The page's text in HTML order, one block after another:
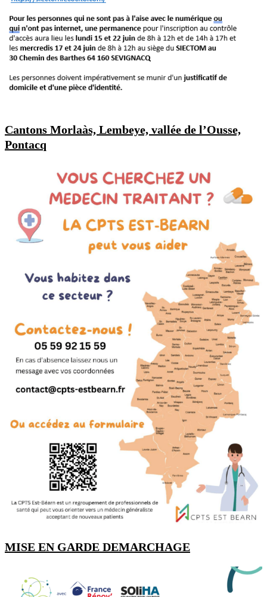
Cantons Morlaàs, Lembeye, vallée de l’Ousse,
Pontacq
MISE EN GARDE DEMARCHAGE